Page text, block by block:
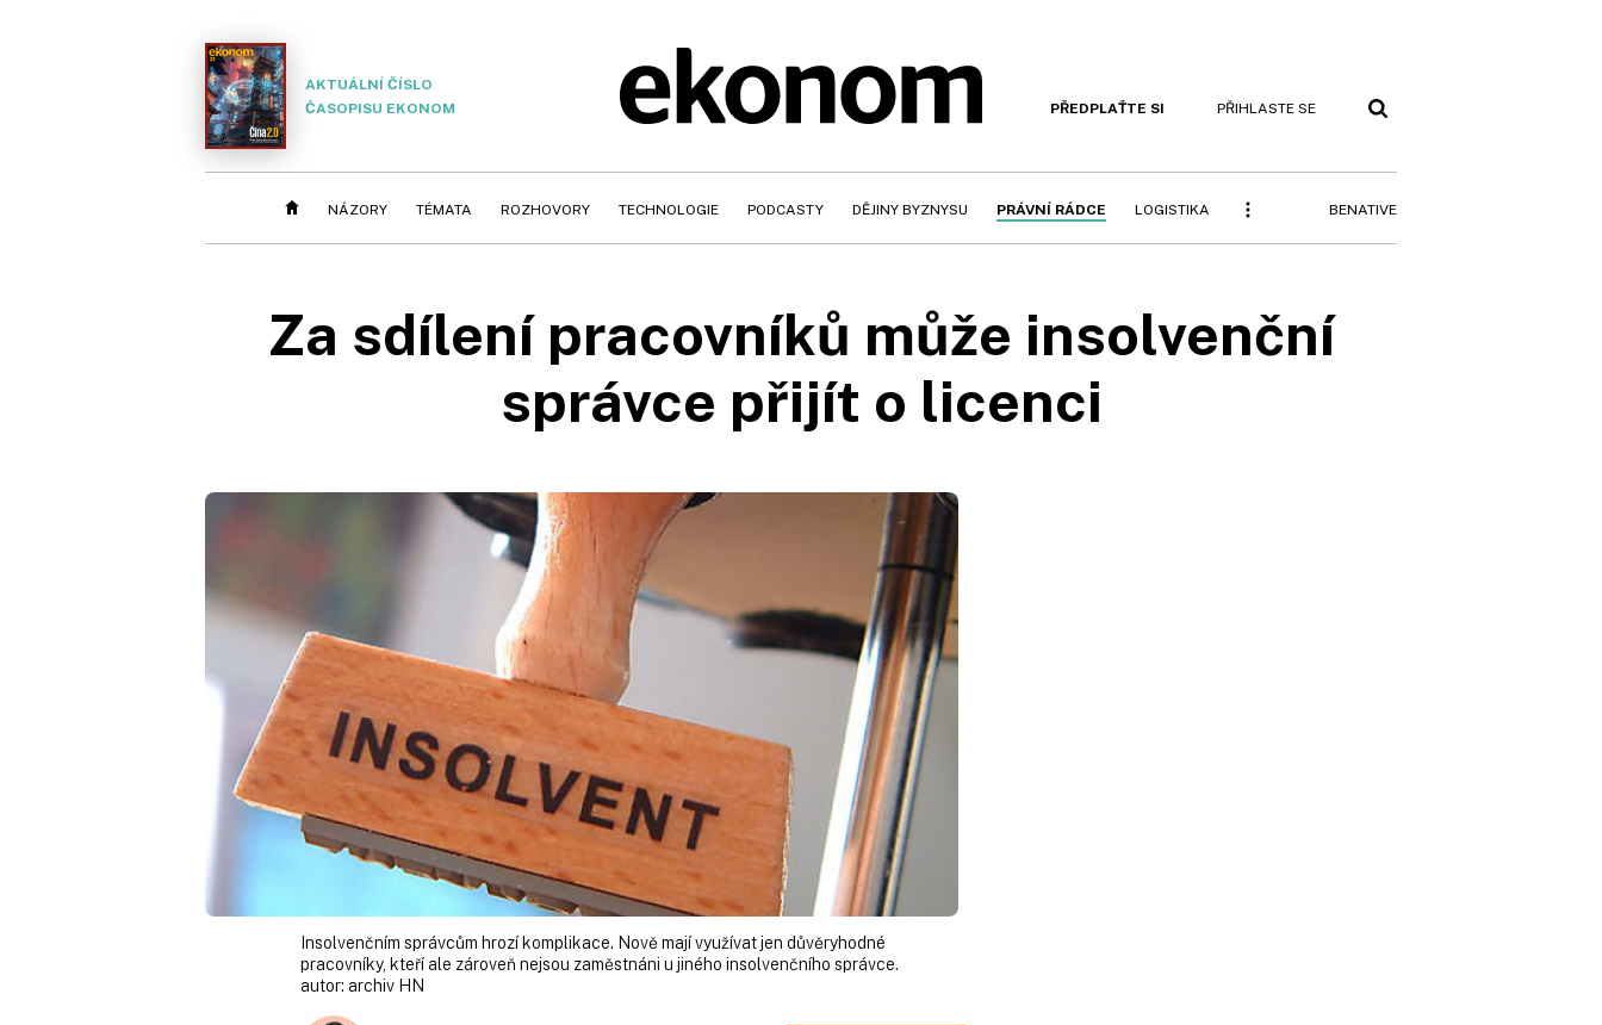
AKTUÁLNÍ ČÍSLO
ČASOPISU EKONOM
PŘEDPLAŤTE SI PŘIHLASTE SE
NÁZORY TÉMATA ROZHOVORY TECHNOLOGIE PODCASTY DĚJINY BYZNYSU PRÁVNÍ RÁDCE LOGISTIKA BENATIVE
Za sdílení pracovníků může insolvenční
správce přijít o licenci
Insolvenčním správcům hrozí komplikace. Nově mají využívat jen důvěryhodné
pracovníky, kteří ale zároveň nejsou zaměstnáni u jiného insolvenčního správce.
autor: archiv HN